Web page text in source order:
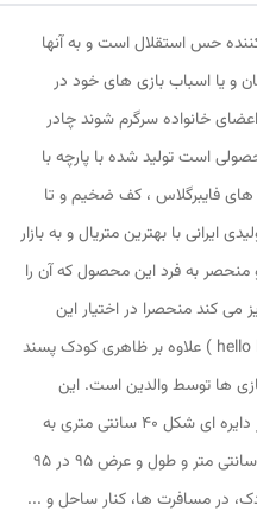
حس استقلال است و به آنها
و یا اسباب بازی های خود در
خانواده سرگرم شوند چادر
طرح کیتی ( سلام کیتی2 ) محصولی است تولید شده با پارچه با
فایبرگلاس ، کف ضخیم و تا
با بهترین متریال و به بازار
به فرد این محصول که آن را
می کند منحصرا در اختیار این
تولیدی است. چادر بچه طرح کیتی( hello kitty ) علاوه بر ظاهری کودک پسند
ها توسط والدین است. این
محصول با وزن سبک ، حمل آسان و کاور دایره ای شکل 40 سانتی متری به
راحتی باز و بسته می شود و با ارتفاع 110 سانتی متر و طول و عرض 95 در 95
در مسافرت ها، کنار ساحل و ...